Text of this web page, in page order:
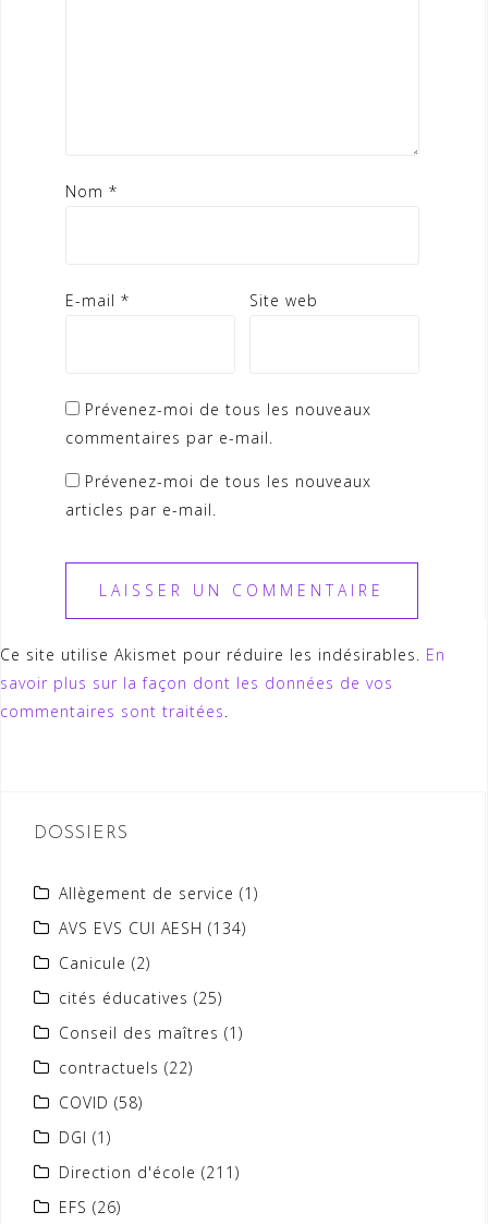
Nom *
E-mail * Site web
Prévenez-moi de tous les nouveaux
commentaires par e-mail.
Prévenez-moi de tous les nouveaux
articles par e-mail.
Ce site utilise Akismet pour réduire les indésirables. En
savoir plus sur la façon dont les données de vos
commentaires sont traitées.
DOSSIERS
Allègement de service (1)
AVS EVS CUI AESH (134)
Canicule (2)
cités éducatives (25)
Conseil des maîtres (1)
contractuels (22)
COVID (58)
DGI (1)
Direction d'école (211)
EFS (26)